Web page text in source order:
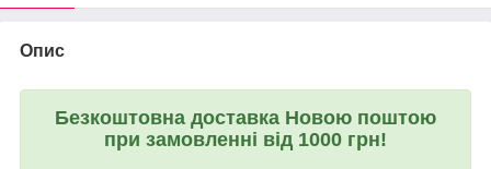
Опис
Безкоштовна доставка Новою поштою
при замовленні від 1000 грн!